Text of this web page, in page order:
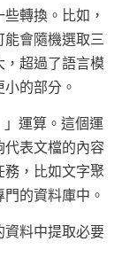
轉換。比如，
會隨機選取三
，超過了語言模
的部分。
運算。這個運
表文檔的內容
，比如文字聚
的資料庫中。
資料中提取必要